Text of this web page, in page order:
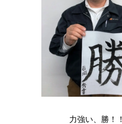
力強い、勝！！